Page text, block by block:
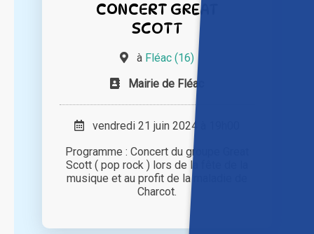
CONCERT GREAT
SCOTT
à Fléac (16)
Mairie de Fléac
vendredi 21 juin 2024 à 19h00
Programme : Concert du groupe Great
Scott ( pop rock ) lors de la fête de la
musique et au profit de la maladie de
Charcot.